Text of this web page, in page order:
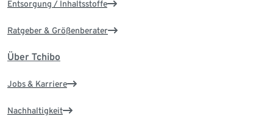
Entsorgung / Inhaltsstoffe
Ratgeber & Größenberater
Über Tchibo
Jobs & Karriere
Nachhaltigkeit